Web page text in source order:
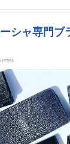
シャ専門ブ
Press